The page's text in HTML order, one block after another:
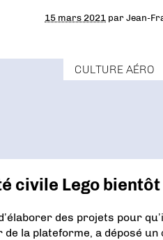
15 mars 2021 parJean-
CULTURE AÉRO
civile Lego bientôt
des projets pour
la plateforme, a déposé